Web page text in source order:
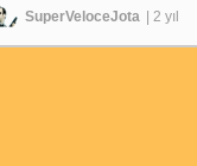
SuperVeloceJota | 2 yıl